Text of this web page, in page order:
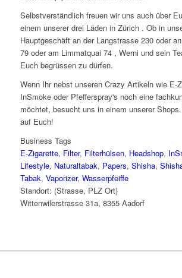
Selbstverständlich freuen wir uns auch über
einem unserer drei Läden in Zürich . Ob in
Hauptgeschäft an der Langstrasse 230 oder
79 oder am Limmatquai 74 , Werni und sein
Euch begrüssen zu dürfen.
Wenn Ihr nebst unseren Crazy Artikeln wie E-
InSmoke oder Pfefferspray's noch eine
möchtet, besucht uns in einem unserer
auf Euch!
Business Tags
E-Zigarette, Filter, Filterhülsen, Headshop,
Lifestyle, Naturaltabak, Papers, Shisha,
Tabak, Vaporizer, Wasserpfeiffe
Standort: (Strasse, PLZ Ort)
Wittenwilerstrasse 31a, 8355 Aadorf